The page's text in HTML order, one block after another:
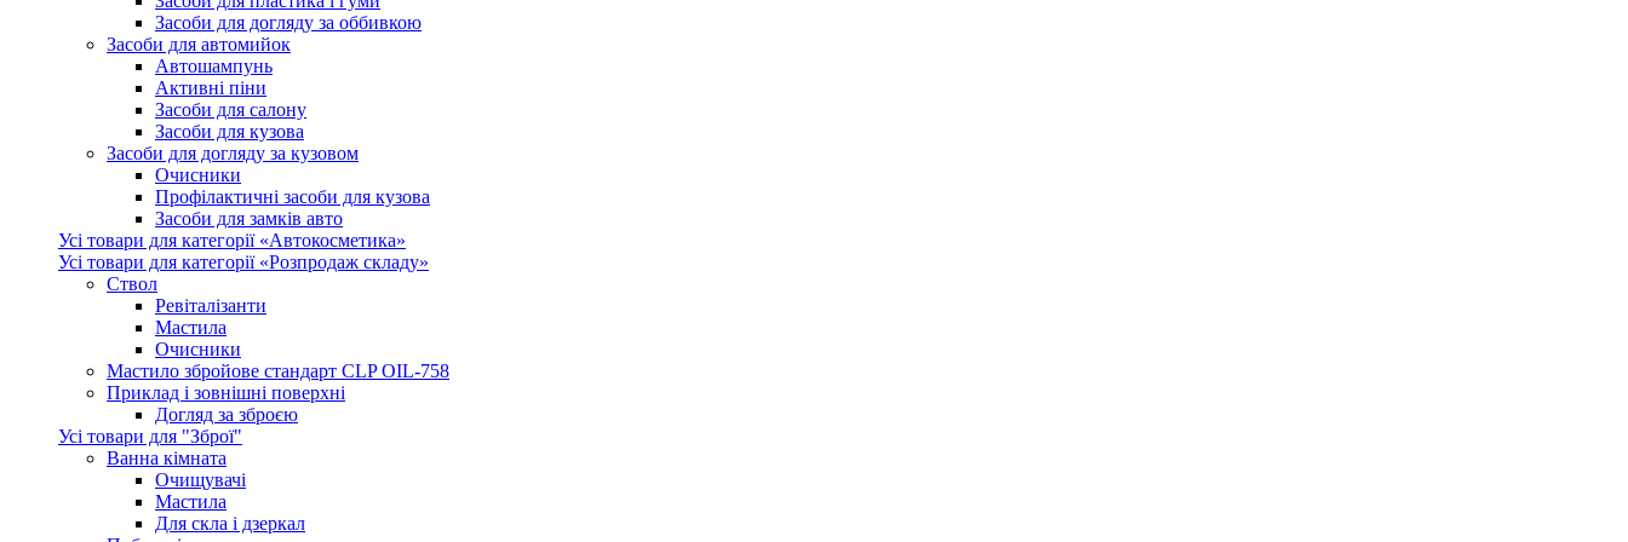
Засоби для догляду за оббивкою
Засоби для автомийок
Автошампунь
Активнi пiни
Засоби для салону
Засоби для кузова
Засоби для догляду за кузовом
Очисники
Профілактичні засоби для кузова
Засоби для замків авто
Усі товари для категорії «Автокосметика»
Усі товари для категорії «Розпродаж складу»
Ствол
Ревіталізанти
Мастила
Очисники
Мастило збройове стандарт CLP OIL-758
Приклад і зовнішні поверхні
Догляд за зброєю
Усі товари для "Зброї"
Ванна кімната
Очищувачі
Мастила
Для скла і дзеркал